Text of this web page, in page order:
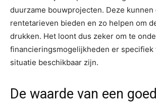
duurzame bouwprojecten. Deze
rentetarieven bieden en zo helpen om
drukken. Het loont dus zeker om te
financieringsmogelijkheden er specifiek
situatie beschikbaar zijn.
De waarde van een